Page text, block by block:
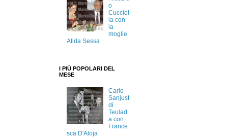
o
Cucciol
la con
la
moglie
Alida Sessa
I PIÙ POPOLARI DEL
MESE
Carlo
Sanjust
di
Teulad
a con
France
sca D'Aloja